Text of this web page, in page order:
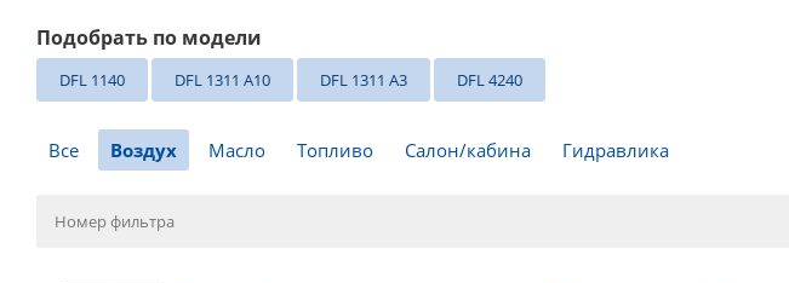
Подобрать по модели
DFL 1140 DFL 1311 A10 DFL 1311 A3 DFL 4240
Все Воздух Масло Топливо Салон/кабина Гидравлика